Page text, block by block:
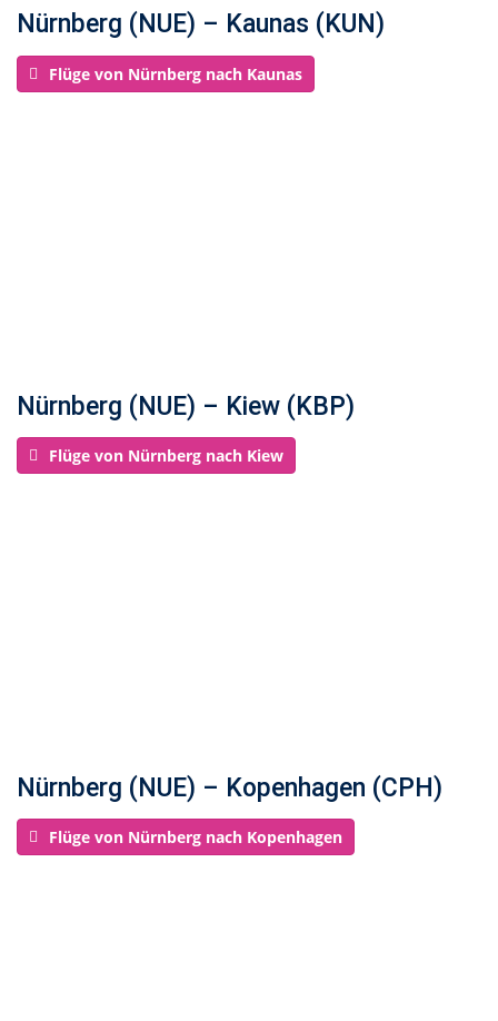
Nürnberg (NUE) – Kaunas (KUN)
Flüge von Nürnberg nach Kaunas
Nürnberg (NUE) – Kiew (KBP)
Flüge von Nürnberg nach Kiew
Nürnberg (NUE) – Kopenhagen (CPH)
Flüge von Nürnberg nach Kopenhagen